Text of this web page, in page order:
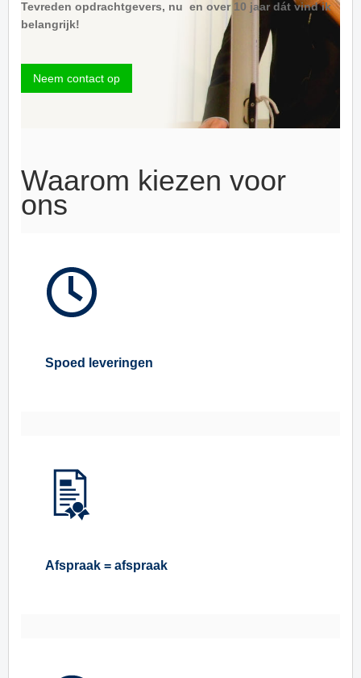
Tevreden opdrachtgevers, nu en over 10 jaar dát vind ik
belangrijk!
Neem contact op
Waarom kiezen voor
ons
Spoed leveringen
Afspraak = afspraak